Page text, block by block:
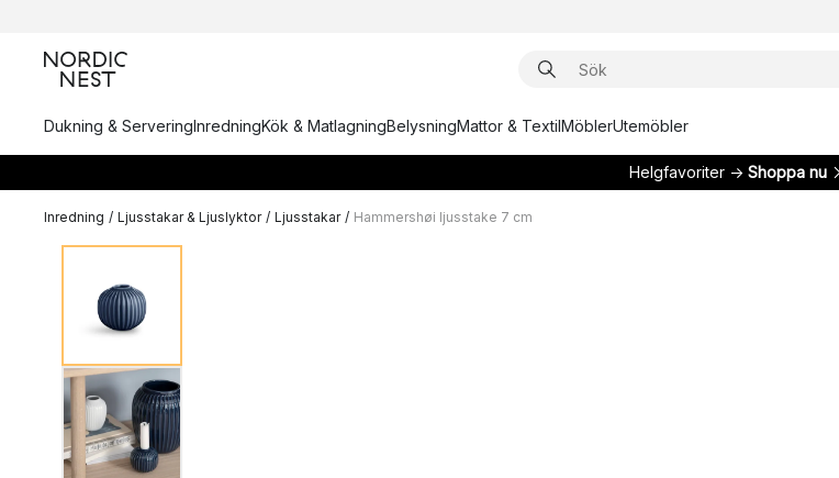
Dukning & ServeringInredningKök & MatlagningBelysningMattor & TextilMöblerUtemöbler
Helgfavoriter → Shoppa nu
Inredning / Ljusstakar & Ljuslyktor / Ljusstakar / Hammershøi ljusstake 7 cm